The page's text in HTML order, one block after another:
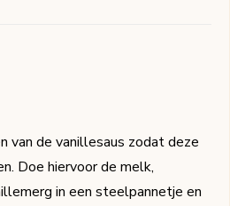
van de vanillesaus zodat deze
Doe hiervoor de melk,
in een steelpannetje en